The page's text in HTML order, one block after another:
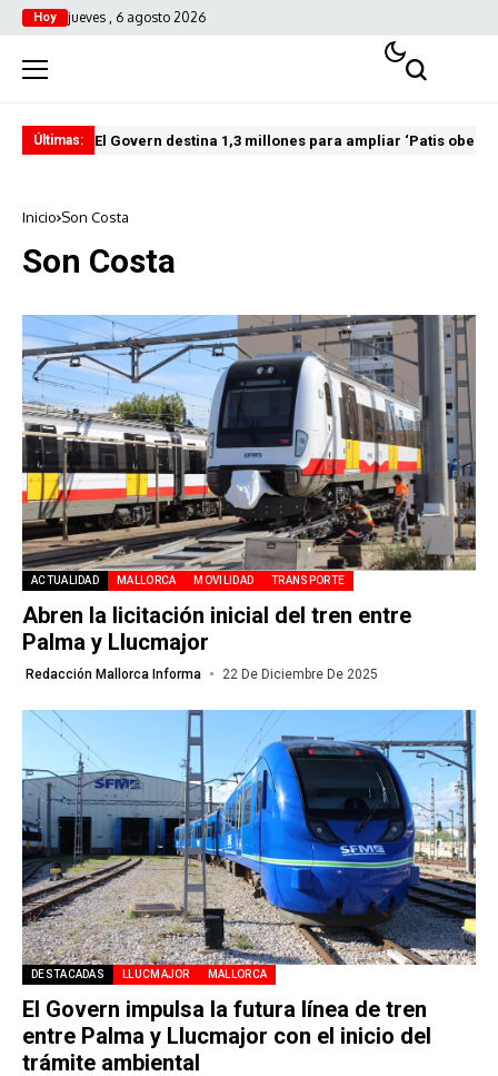
Hoy jueves , 6 agosto 2026
Últimas: El Govern destina 1,3 millones para ampliar ‘Patis
Inicio Son Costa
Son Costa
ACTUALIDAD MALLORCA MOVILIDAD TRANSPORTE
Abren la licitación inicial del tren entre
Palma y Llucmajor
Redacción Mallorca Informa 22 De Diciembre De 2025
DESTACADAS LLUCMAJOR MALLORCA
El Govern impulsa la futura línea de tren
entre Palma y Llucmajor con el inicio del
trámite ambiental